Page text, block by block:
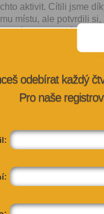
aktiv­it. Cítili jsme
mís­tu, ale potvrdili
a kul­turní oázu
časech. A je
tře­ba jen tichou —
ze které jsme
naši stranu postavi­la
úřady, aby
a prolézačky.
mno­ho kom­pro­mis­ních
a budoucích plánů.
nebo
že k uza­vření areálu
odebírat každý
Pro naše